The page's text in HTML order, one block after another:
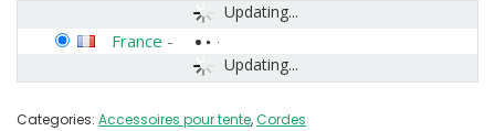
Updating...
Updating...
France -
Categories: Accessoires pour tente,Cordes